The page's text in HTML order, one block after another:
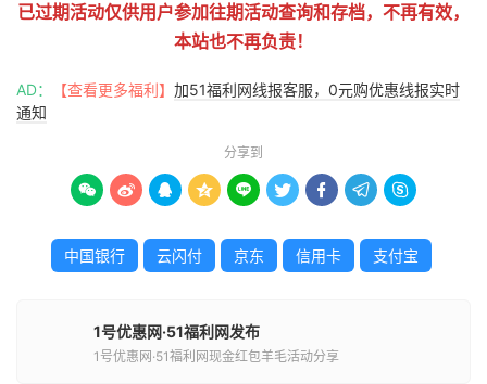
已过期活动仅供用户参加往期活动查询和存档，不再有效，
本站也不再负责！
AD： 【查看更多福利】 加51福利网线报客服，0元购优惠线报实时
通知
分享到
        
中国银行 云闪付 京东 信用卡 支付宝
1号优惠网·51福利网发布
1号优惠网·51福利网现金红包羊毛活动分享